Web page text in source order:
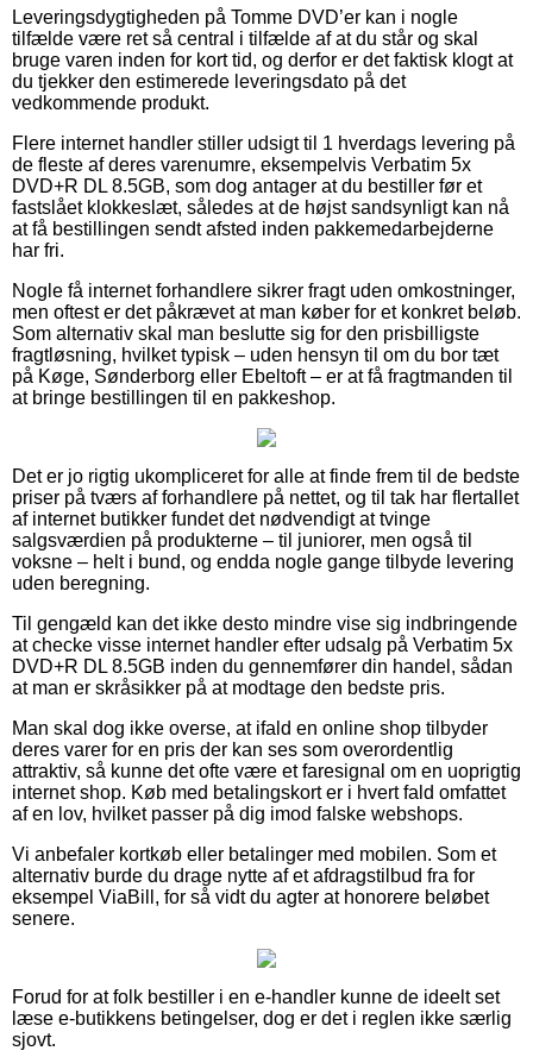
Leveringsdygtigheden på Tomme DVD’er kan i nogle
tilfælde være ret så central i tilfælde af at du står og skal
bruge varen inden for kort tid, og derfor er det faktisk klogt at
du tjekker den estimerede leveringsdato på det
vedkommende produkt.
Flere internet handler stiller udsigt til 1 hverdags levering på
de fleste af deres varenumre, eksempelvis Verbatim 5x
DVD+R DL 8.5GB, som dog antager at du bestiller før et
fastslået klokkeslæt, således at de højst sandsynligt kan nå
at få bestillingen sendt afsted inden pakkemedarbejderne
har fri.
Nogle få internet forhandlere sikrer fragt uden omkostninger,
men oftest er det påkrævet at man køber for et konkret beløb.
Som alternativ skal man beslutte sig for den prisbilligste
fragtløsning, hvilket typisk – uden hensyn til om du bor tæt
på Køge, Sønderborg eller Ebeltoft – er at få fragtmanden til
at bringe bestillingen til en pakkeshop.
Det er jo rigtig ukompliceret for alle at finde frem til de bedste
priser på tværs af forhandlere på nettet, og til tak har flertallet
af internet butikker fundet det nødvendigt at tvinge
salgsværdien på produkterne – til juniorer, men også til
voksne – helt i bund, og endda nogle gange tilbyde levering
uden beregning.
Til gengæld kan det ikke desto mindre vise sig indbringende
at checke visse internet handler efter udsalg på Verbatim 5x
DVD+R DL 8.5GB inden du gennemfører din handel, sådan
at man er skråsikker på at modtage den bedste pris.
Man skal dog ikke overse, at ifald en online shop tilbyder
deres varer for en pris der kan ses som overordentlig
attraktiv, så kunne det ofte være et faresignal om en uoprigtig
internet shop. Køb med betalingskort er i hvert fald omfattet
af en lov, hvilket passer på dig imod falske webshops.
Vi anbefaler kortkøb eller betalinger med mobilen. Som et
alternativ burde du drage nytte af et afdragstilbud fra for
eksempel ViaBill, for så vidt du agter at honorere beløbet
senere.
Forud for at folk bestiller i en e-handler kunne de ideelt set
læse e-butikkens betingelser, dog er det i reglen ikke særlig
sjovt.